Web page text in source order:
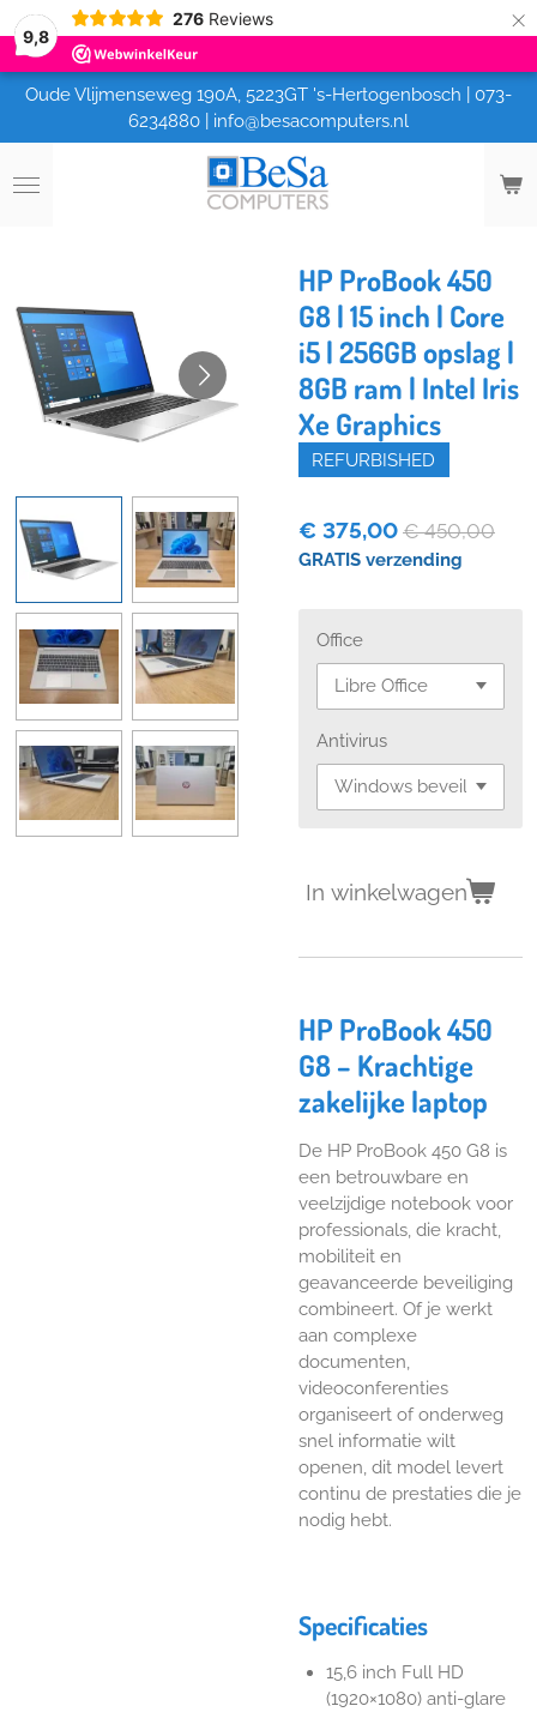
9,8
276 Reviews ×
Oude Vlijmenseweg 190A, 5223GT 's-Hertogenbosch | 073-
6234880 | info@besacomputers.nl
HP ProBook 450
G8 | 15 inch | Core
i5 | 256GB opslag |
8GB ram | Intel Iris
Xe Graphics
REFURBISHED
€ 375,00 € 450,00
GRATIS verzending
Office
Antivirus
In winkelwagen
HP ProBook 450
G8 – Krachtige
zakelijke laptop
De HP ProBook 450 G8 is
een betrouwbare en
veelzijdige notebook voor
professionals, die kracht,
mobiliteit en
geavanceerde beveiliging
combineert. Of je werkt
aan complexe
documenten,
videoconferenties
organiseert of onderweg
snel informatie wilt
openen, dit model levert
continu de prestaties die je
nodig hebt.
Specificaties
15,6 inch Full HD
(1920×1080) anti-glare